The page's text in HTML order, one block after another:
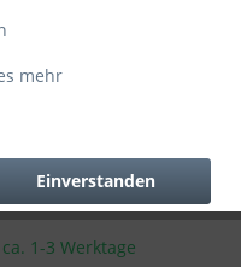
1-3 Werktage
mehr
Einverstanden